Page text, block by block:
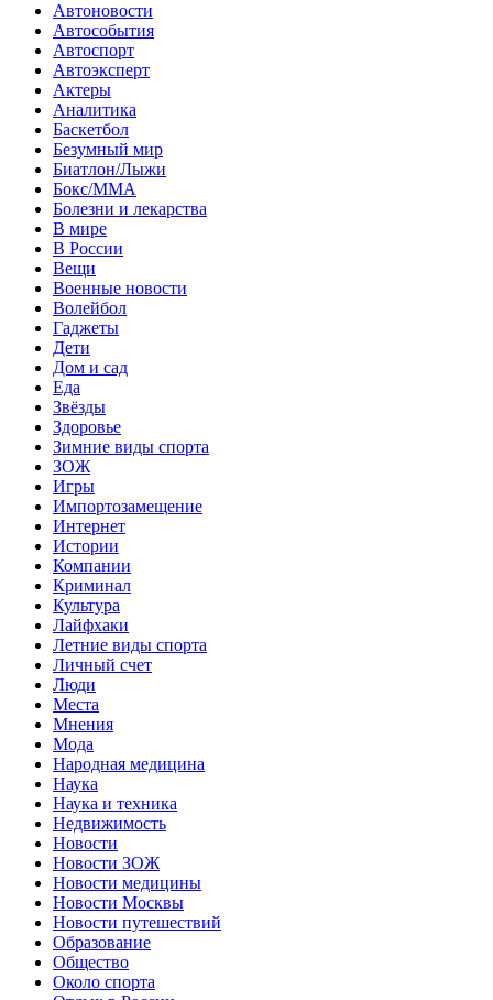
Автоновости
Автособытия
Автоспорт
Автоэксперт
Актеры
Аналитика
Баскетбол
Безумный мир
Биатлон/Лыжи
Бокс/MMA
Болезни и лекарства
В мире
В России
Вещи
Военные новости
Волейбол
Гаджеты
Дети
Дом и сад
Еда
Звёзды
Здоровье
Зимние виды спорта
ЗОЖ
Игры
Импортозамещение
Интернет
Истории
Компании
Криминал
Культура
Лайфхаки
Летние виды спорта
Личный счет
Люди
Места
Мнения
Мода
Народная медицина
Наука
Наука и техника
Недвижимость
Новости
Новости ЗОЖ
Новости медицины
Новости Москвы
Новости путешествий
Образование
Общество
Около спорта